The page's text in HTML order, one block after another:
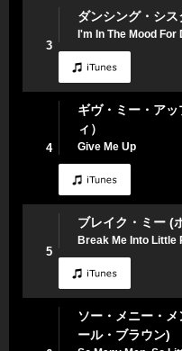
3
ダンシング・シ
I'm In The Mood For
4
ギヴ・ミー・ア
ィ）
Give Me Up
5
ブレイク・ミー (
Break Me Into Little
ソー・メニー・
ール・ブラウン)